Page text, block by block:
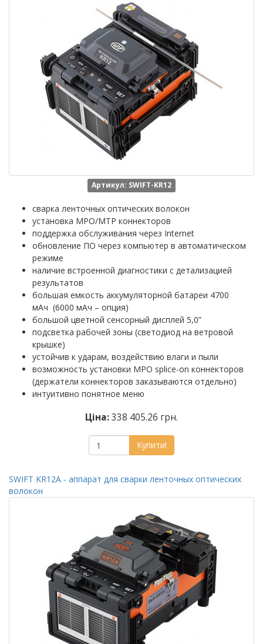
Артикул: SWIFT-KR12
сварка ленточных оптических волокон
установка MPO/MTP коннекторов
поддержка обслуживания через Internet
обновление ПО через компьютер в автоматическом
режиме
наличие встроенной диагностики с детализацией
результатов
большая емкость аккумуляторной батареи 4700
мАч (6000 мАч – опция)
большой цветной сенсорный дисплей 5,0”
подсветка рабочей зоны (светодиод на ветровой
крышке)
устойчив к ударам, воздействию влаги и пыли
возможность установки MPO splice-on коннекторов
(держатели коннекторов заказываются отдельно)
интуитивно понятное меню
Ціна:338 405.26 грн.
Купити!
SWIFT KR12A - аппарат для сварки ленточных оптических
волокон